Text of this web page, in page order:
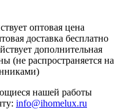
оптовая цена
доставка бесплатно
дополнительная
(не распространяется на
нашей работы
info@ihomelux.ru